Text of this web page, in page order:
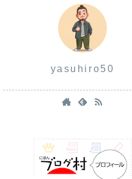
yasuhiro50